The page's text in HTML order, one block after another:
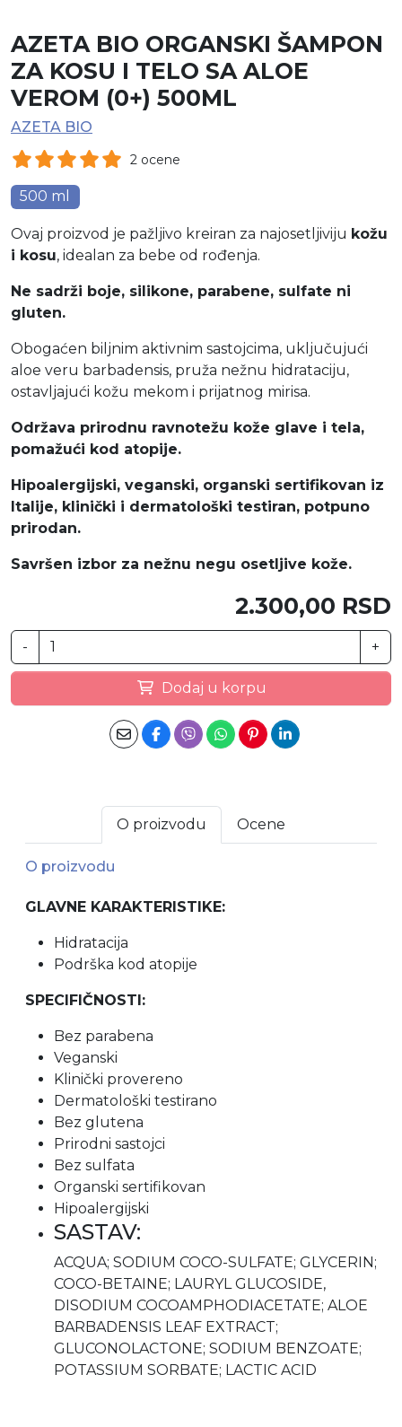
AZETA BIO ORGANSKI ŠAMPON
ZA KOSU I TELO SA ALOE
VEROM (0+) 500ML
AZETA BIO
2 ocene
500 ml
Ovaj proizvod je pažljivo kreiran za najosetljiviju kožu
i kosu, idealan za bebe od rođenja.
Ne sadrži boje, silikone, parabene, sulfate ni
gluten.
Obogaćen biljnim aktivnim sastojcima, uključujući
aloe veru barbadensis, pruža nežnu hidrataciju,
ostavljajući kožu mekom i prijatnog mirisa.
Održava prirodnu ravnotežu kože glave i tela,
pomažući kod atopije.
Hipoalergijski, veganski, organski sertifikovan iz
Italije, klinički i dermatološki testiran, potpuno
prirodan.
Savršen izbor za nežnu negu osetljive kože.
2.300,00 RSD
- +
Dodaj u korpu
O proizvodu Ocene
O proizvodu
GLAVNE KARAKTERISTIKE:
Hidratacija
Podrška kod atopije
SPECIFIČNOSTI:
Bez parabena
Veganski
Klinički provereno
Dermatološki testirano
Bez glutena
Prirodni sastojci
Bez sulfata
Organski sertifikovan
Hipoalergijski
SASTAV:
ACQUA; SODIUM COCO-SULFATE; GLYCERIN;
COCO-BETAINE; LAURYL GLUCOSIDE,
DISODIUM COCOAMPHODIACETATE; ALOE
BARBADENSIS LEAF EXTRACT;
GLUCONOLACTONE; SODIUM BENZOATE;
POTASSIUM SORBATE; LACTIC ACID